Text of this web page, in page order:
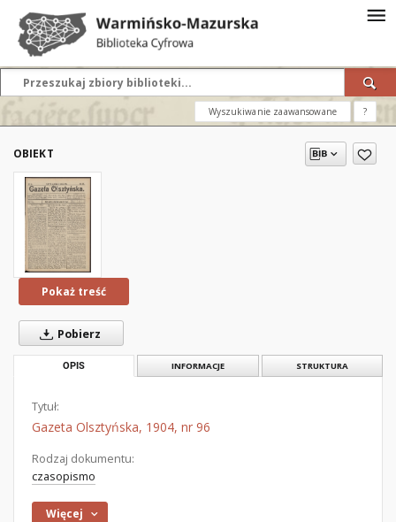
Wyszukiwanie zaawansowane ?
OBIEKT
Pokaż treść
Pobierz
OPIS INFORMACJE STRUKTURA
Tytuł:
Gazeta Olsztyńska, 1904, nr 96
Rodzaj dokumentu:
czasopismo
Więcej